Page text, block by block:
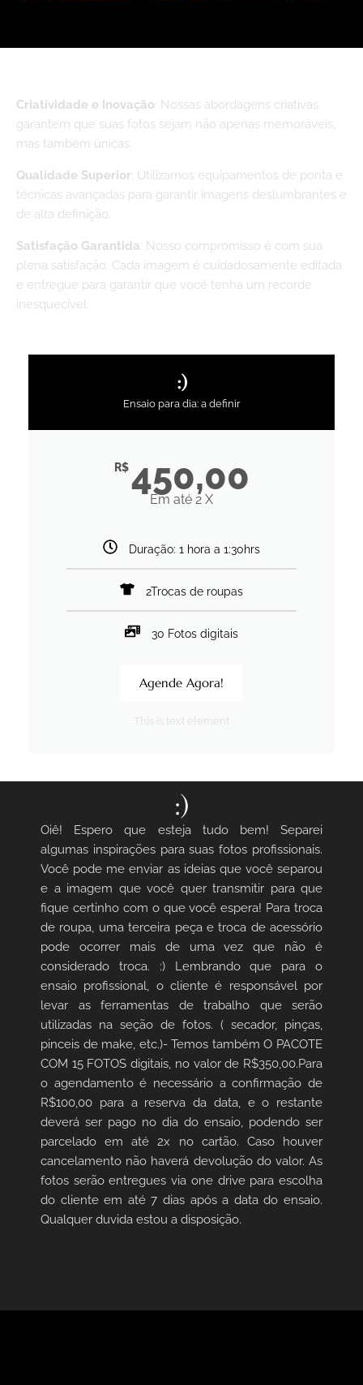
Criatividade e Inovação: Nossas abordagens criativas
garantem que suas fotos sejam não apenas memoráveis,
mas também únicas.
Qualidade Superior: Utilizamos equipamentos de ponta e
técnicas avançadas para garantir imagens deslumbrantes e
de alta definição.
Satisfação Garantida: Nosso compromisso é com sua
plena satisfação. Cada imagem é cuidadosamente editada
e entregue para garantir que você tenha um recorde
inesquecível.
:)
Ensaio para dia: a definir
R$ 450,00
Em até 2 X
Duração: 1 hora a 1:30hrs
2Trocas de roupas
30 Fotos digitais
Agende Agora!
This is text element
:)
Oiê! Espero que esteja tudo bem! Separei
algumas inspirações para suas fotos profissionais.
Você pode me enviar as ideias que você separou
e a imagem que você quer transmitir para que
fique certinho com o que você espera! Para troca
de roupa, uma terceira peça e troca de acessório
pode ocorrer mais de uma vez que não é
considerado troca. :) Lembrando que para o
ensaio profissional, o cliente é responsável por
levar as ferramentas de trabalho que serão
utilizadas na seção de fotos. ( secador, pinças,
pinceis de make, etc.)- Temos também O PACOTE
COM 15 FOTOS digitais, no valor de R$350,00.Para
o agendamento é necessário a confirmação de
R$100,00 para a reserva da data, e o restante
deverá ser pago no dia do ensaio, podendo ser
parcelado em até 2x no cartão. Caso houver
cancelamento não haverá devolução do valor. As
fotos serão entregues via one drive para escolha
do cliente em até 7 dias após a data do ensaio.
Qualquer duvida estou a disposição.